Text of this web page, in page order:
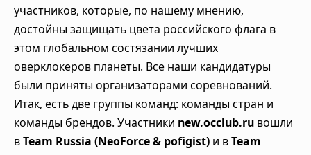
участников, которые, по нашему мнению,
достойны защищать цвета российского флага в
этом глобальном состязании лучших
оверклокеров планеты. Все наши кандидатуры
были приняты организаторами соревнований.
Итак, есть две группы команд: команды стран и
команды брендов. Участники new.occlub.ru вошли
вTeam Russia (NeoForce & pofigist) и вTeam